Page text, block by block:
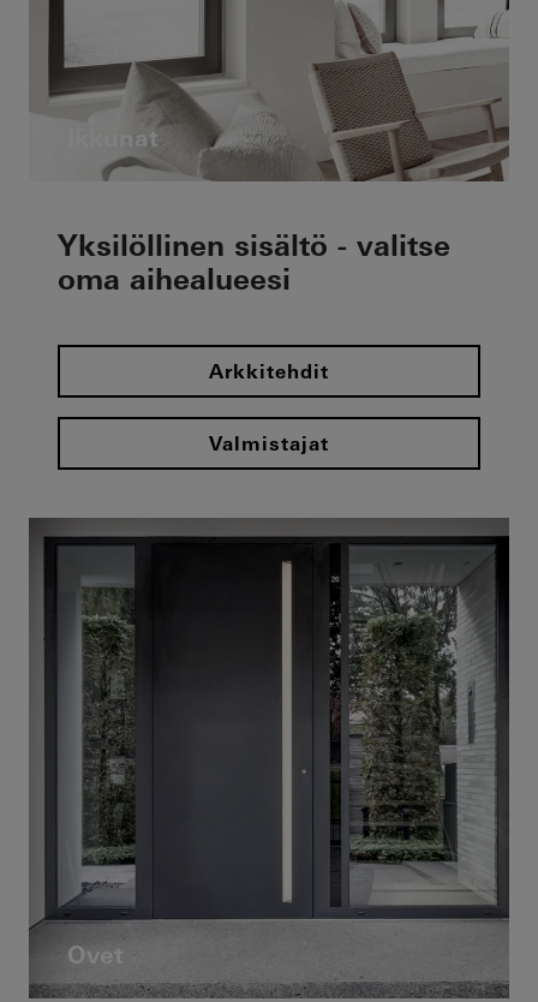
Ikkunat
Yksilöllinen sisältö - valitse
oma aihealueesi
Arkkitehdit
Valmistajat
Ovet